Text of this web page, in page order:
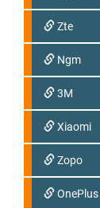
Zte
Ngm
3M
Xiaomi
Zopo
OnePlus